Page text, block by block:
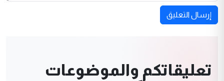
إرسال التعليق
تعليقاتكم والموضوعات